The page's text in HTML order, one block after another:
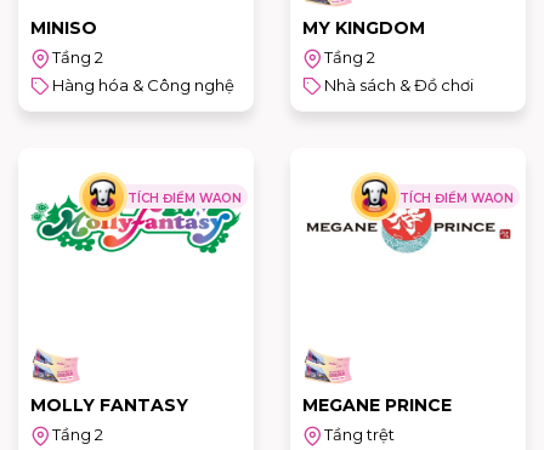
MINISO
Tầng 2
Hàng hóa & Công nghệ
MY KINGDOM
Tầng 2
Nhà sách & Đồ chơi
TÍCH ĐIỂM WAON
MOLLY FANTASY
Tầng 2
TÍCH ĐIỂM WAON
MEGANE PRINCE
Tầng trệt